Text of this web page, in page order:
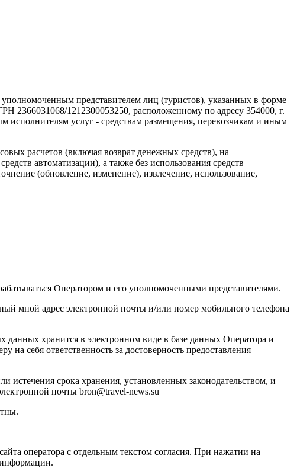
представителем лиц (туристов), указанных в форме
1212300053250, расположенному по адресу 354000, г.
исполнителям услуг - средствам размещения, перевозчикам и иным
расчетов (включая возврат денежных средств), на
автоматизации), а также без использования средств
(обновление, изменение), извлечение, использование,
Оператором и его уполномоченными представителями.
мной адрес электронной почты и/или номер мобильного телефона
данных хранится в электронном виде в базе данных Оператора и
себя ответственность за достоверность предоставления
срока хранения, установленных законодательством, и
почты bron@travel-news.su
оператора с отдельным текстом согласия. При нажатии на
информации.